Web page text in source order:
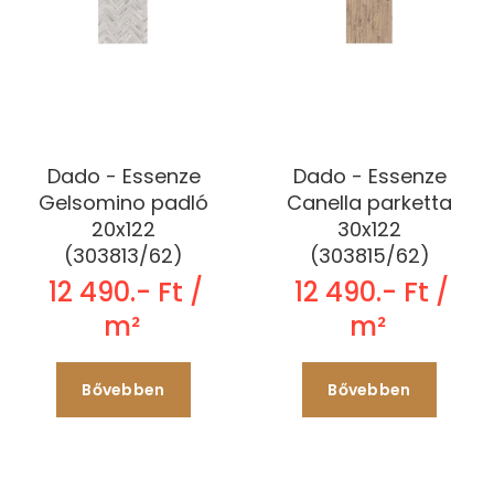
Dado - Essenze
Gelsomino padló
20x122
(303813/62)
12 490.- Ft /
m²
Bővebben
Dado - Essenze
Canella parketta
30x122
(303815/62)
12 490.- Ft /
m²
Bővebben